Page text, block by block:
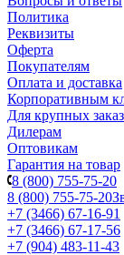
Политика
Реквизиты
Оферта
Покупателям
Оплата и доставка
Корпоративным
Для крупных
Дилерам
Оптовикам
Гарантия на товар
8 (800) 755-75-20
8 (800) 755-75-20
+7 (3466) 67-16-91
+7 (3466) 67-17-56
+7 (904) 483-11-43